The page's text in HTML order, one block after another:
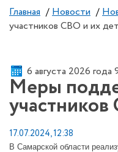
Главная / Новости /
участников СВО и их
6 августа 2026 года
Меры
17.07.2024, 12:38
В Самарской области